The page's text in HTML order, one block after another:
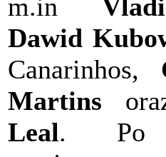
m.in
Dawid
Canarinhos,
Martins
Leal. Po